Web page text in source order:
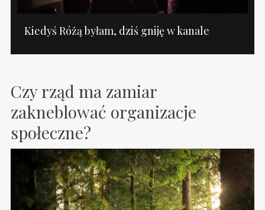
Kiedyś Różą byłam, dziś gniję w kanale
Czy rząd ma zamiar
zakneblować organizacje
społeczne?